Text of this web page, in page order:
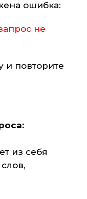
ошибка:
не
и повторите
из себя